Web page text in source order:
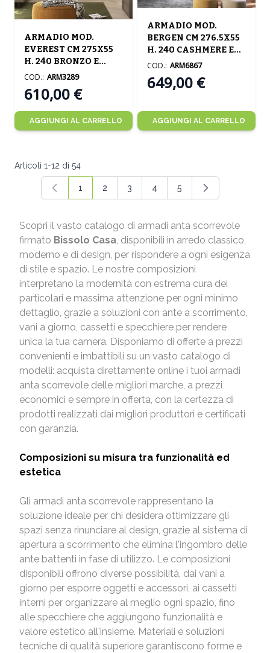
ARMADIO MOD.
EVEREST CM 275X55
H. 240 BRONZO E
MERCURE
610,00 €
COD.: ARM3289
AGGIUNGI AL CARRELLO
ARMADIO MOD.
BERGEN CM 276.5X55
H. 240 CASHMERE E
CADIZ
649,00 €
COD.: ARM6867
AGGIUNGI AL CARRELLO
Articoli 1-12 di 54
Attualmente stai leggendo la pagina
1
Pagina
2
Pagina
3
Pagina
4
Pagina
5
Scopri il vasto catalogo di armadi anta scorrevole
firmato Bissolo Casa, disponibili in arredo classico,
moderno e di design, per rispondere a ogni esigenza
di stile e spazio. Le nostre composizioni
interpretano la modernità con estrema cura dei
particolari e massima attenzione per ogni minimo
dettaglio, grazie a soluzioni con ante a scorrimento,
vani a giorno, cassetti e specchiere per rendere
unica la tua camera. Disponiamo di offerte a prezzi
convenienti e imbattibili su un vasto catalogo di
modelli: acquista direttamente online i tuoi armadi
anta scorrevole delle migliori marche, a prezzi
economici e sempre in offerta, con la certezza di
prodotti realizzati dai migliori produttori e certificati
con garanzia.
Composizioni su misura tra funzionalità ed
estetica
Gli armadi anta scorrevole rappresentano la
soluzione ideale per chi desidera ottimizzare gli
spazi senza rinunciare al design, grazie al sistema di
apertura a scorrimento che elimina l'ingombro delle
ante battenti in fase di utilizzo. Le composizioni
disponibili offrono diverse possibilità, dai vani a
giorno per esporre oggetti e accessori, ai cassetti
interni per organizzare al meglio ogni spazio, fino
alle specchiere che aggiungono funzionalità e
valore estetico all'insieme. Materiali e soluzioni
tecniche di qualità superiore garantiscono forme e